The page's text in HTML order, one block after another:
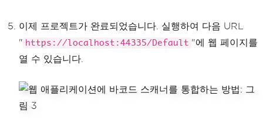
// Ensure a file
has been uploaded
{
이제 프로젝트가 완료되었습니다. 실행하여 다음 URL
" https://localhost:44335/Default "에 웹 페이지를
열 수 있습니다.